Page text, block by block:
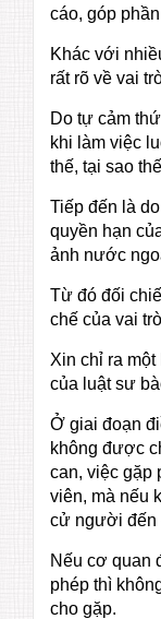
cáo, góp
Khác với
rất rõ về vai
Do tự cảm
khi làm việc
thế, tại sao
Tiếp đến là
quyền hạn
ảnh nước
Từ đó đối
chế của vai
Xin chỉ ra
của luật sư
Ở giai đoạn
không được
can, việc gặp
viên, mà nếu
cử người đến
Nếu cơ quan
phép thì
cho gặp.